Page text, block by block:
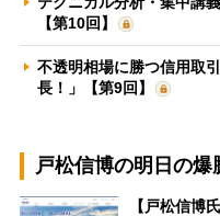
【第10回】
不透明相場に勝つ信用取
長！」【第9回】
戸松信博の明日の爆
【戸松信博